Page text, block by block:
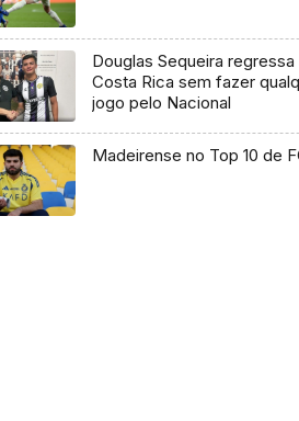
Douglas Sequeira regressa
Costa Rica sem fazer
jogo pelo Nacional
Madeirense no Top 10 de